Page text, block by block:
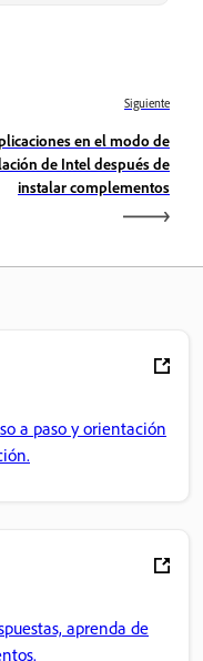
Siguiente
en el modo de
de Intel después de
instalar complementos
a paso y orientación
aprenda de